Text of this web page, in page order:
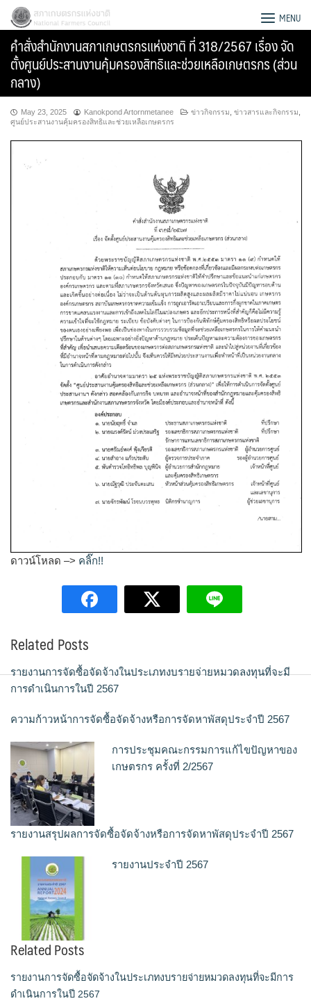
Skip
content
สภาเกษตรกรแห่งชาติ MENU
คำสั่งสำนักงานสภาเกษตรกรแห่งชาติ ที่ 318/2567 เรื่อง จัด
ตั้งศูนย์ประสานงานคุ้มครองสิทธิและช่วยเหลือเกษตรกร (ส่วน
กลาง)
May 23, 2025 Kanokpond Artornmetanee ข่าวกิจกรรม ข่าวสารและกิจกรรม
ศูนย์ประสานงานคุ้มครองสิทธิและช่วยเหลือเกษตรกร
ดาวน์โหลด –> คลิ๊ก!!
Related Posts
รายงานการจัดซื้อจัดจ้างในประเภทงบรายจ่ายหมวดลงทุนที่จะมี
การดำเนินการในปี 2567
ความก้าวหน้าการจัดซื้อจัดจ้างหรือการจัดหาพัสดุประจำปี 2567
การประชุมคณะกรรมการแก้ไขปัญหาของ
เกษตรกร ครั้งที่ 2/2567
รายงานสรุปผลการจัดซื้อจัดจ้างหรือการจัดหาพัสดุประจำปี 2567
รายงานประจำปี 2567
Related Posts
รายงานการจัดซื้อจัดจ้างในประเภทงบรายจ่ายหมวดลงทุนที่จะมีการ
ดำเนินการในปี 2567